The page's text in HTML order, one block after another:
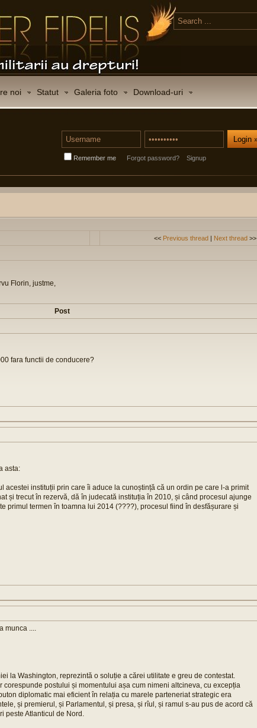
noi Statut Galeria foto Download-uri
Remember me Forgot password? Signup
<< Previous thread | Next thread >>
Florin, justme,
Post
fara functii de conducere?
asta:
acestei instituții prin care îi aduce la cunoștință că un ordin pe care l-a primit
și trecut în rezervă, dă în judecată instituția în 2010, și când procesul ajunge
primul termen în toamna lui 2014 (????), procesul fiind în desfășurare și
munca ....
la Washington, reprezintă o soluție a cărei utilitate e greu de contestat.
corespunde postului și momentului așa cum nimeni altcineva, cu excepția
diplomatic mai eficient în relația cu marele parteneriat strategic era
și premierul, și Parlamentul, și presa, și rîul, și ramul s-au pus de acord că
peste Atlanticul de Nord.